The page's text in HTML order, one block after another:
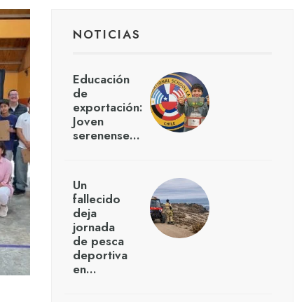
NOTICIAS
Educación
de
exportación:
Joven
serenense…
Un
fallecido
deja
jornada
de pesca
deportiva
en…